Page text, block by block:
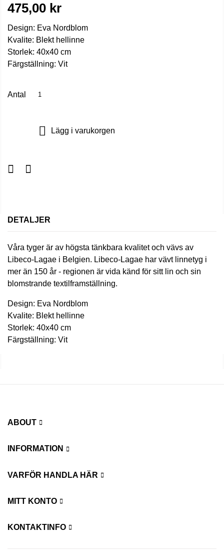
475,00 kr
Design: Eva Nordblom
Kvalite: Blekt hellinne
Storlek: 40x40 cm
Färgställning: Vit
Antal
Lägg i varukorgen
DETALJER
Våra tyger är av högsta tänkbara kvalitet och vävs av
Libeco-Lagae i Belgien. Libeco-Lagae har vävt linnetyg i
mer än 150 år - regionen är vida känd för sitt lin och sin
blomstrande textilframställning.
Design: Eva Nordblom
Kvalite: Blekt hellinne
Storlek: 40x40 cm
Färgställning: Vit
ABOUT
INFORMATION
VARFÖR HANDLA HÄR
MITT KONTO
KONTAKTINFO